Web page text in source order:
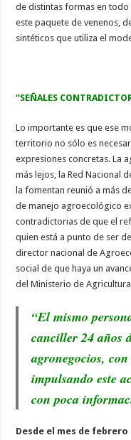
de distintas formas en
este paquete de venenos,
sintéticos que utiliza el
“SEÑALES
Lo importante es que ese
territorio no sólo es
expresiones concretas. La
más lejos, la Red Nacional
la fomentan reunió a más
de manejo agroecológico
contradictorias de que el
quien está a punto de ser
director nacional de
social de que haya un
del Ministerio de
“El mismo
canciller 24 años
agronegocios,
impulsando este
con poca
Desde el mes de